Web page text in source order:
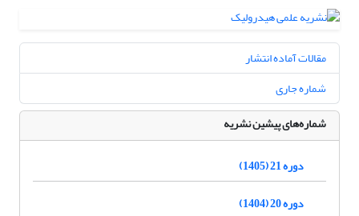
مقالات آماده انتشار
شماره جاری
شماره‌های پیشین نشریه
دوره 21 (1405)
دوره 20 (1404)